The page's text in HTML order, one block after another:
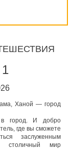
Ханой — город
в город. И добро
где вы сможете
заслуженным
столичный мир